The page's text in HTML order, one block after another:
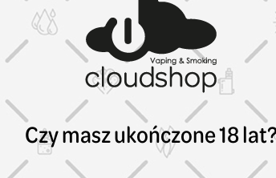
Smok
Kartridż Smok Solus 0,9 ohm
Czy masz ukończone 18